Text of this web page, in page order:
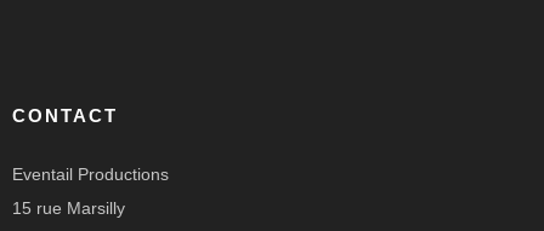
CONTACT
Eventail Productions
15 rue Marsilly